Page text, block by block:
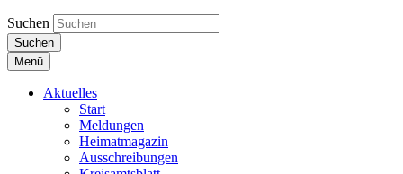
Suchen
Suchen
Menü
Aktuelles
Start
Meldungen
Heimatmagazin
Ausschreibungen